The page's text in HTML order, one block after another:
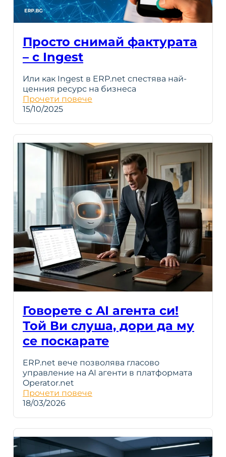
Просто снимай фактурата
– с Ingest
Или как Ingest в ERP.net спестява най-
ценния ресурс на бизнеса
Прочети повече
15/10/2025
Говорете с AI агента си!
Той Ви слуша, дори да му
се поскарате
ERP.net вече позволява гласово
управление на AI агенти в платформата
Operator.net
Прочети повече
18/03/2026